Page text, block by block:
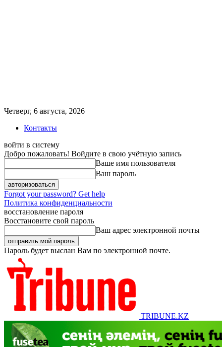
Четверг, 6 августа, 2026
Контакты
войти в систему
Добро пожаловать! Войдите в свою учётную запись
Ваше имя пользователя
Ваш пароль
Forgot your password? Get help
Политика конфиденциальности
восстановление пароля
Восстановите свой пароль
Ваш адрес электронной почты
Пароль будет выслан Вам по электронной почте.
TRIBUNE.KZ